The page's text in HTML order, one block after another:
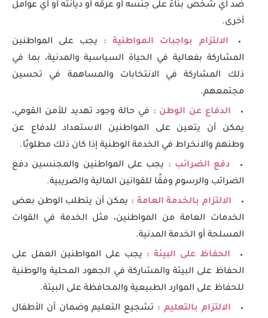
ضد أي شخص بناءً على جنسه أو عرقه أو ديانته أو أي عوامل
أخرى.
الالتزام بواجبات المواطنية : يجب على المواطنين
المشاركة بفعالية في الحياة السياسية والمدنية، بما في
ذلك المشاركة في الانتخابات والمساهمة في تحسين
مجتمعهم.
الدفاع عن الوطن : في حالة وجود تهديد للأمن القومي،
يمكن أن يتعين على المواطنين الاستعداد للدفاع عن
وطنهم والانخراط في الخدمة الوطنية إذا كان ذلك مطلوبًا.
دفع الضرائب : يجب على المواطنين والمجنسين دفع
الضرائب والرسوم وفقًا للقوانين المالية والضريبية.
الالتزام بالخدمة العامة : يمكن أن يتطلب الوطن بعض
الخدمات العامة من المواطنين، مثل الخدمة في القوات
المسلحة أو الخدمة المدنية.
الحفاظ على البيئة : يجب على المواطنين العمل على
الحفاظ على البيئة والمشاركة في الجهود المحلية والوطنية
للحفاظ على الموارد الطبيعية والمحافظة على البيئة.
الالتزام بالتعليم : تشجيع التعليم وضمان أن الأطفال